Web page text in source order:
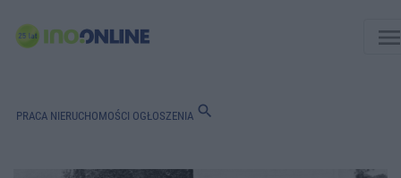
PRACA NIERUCHOMOŚCI OGŁOSZENIA search